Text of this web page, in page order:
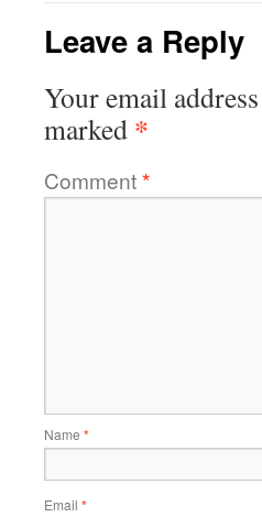
Leave a Reply
Your email
marked *
Comment*
Name *
Email *